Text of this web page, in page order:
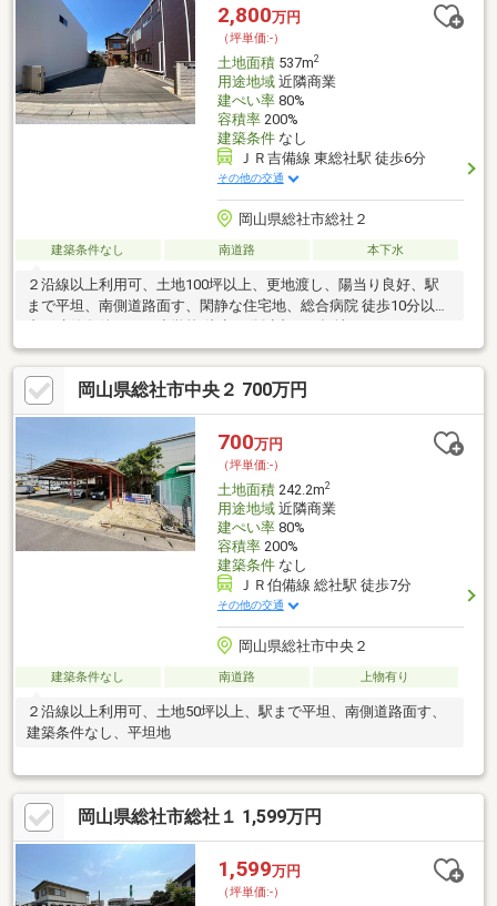
2,800万円
（坪単価:-）
土地面積537m2
用途地域近隣商業
建ぺい率80%
容積率200%
建築条件なし
ＪＲ吉備線 東総社駅 徒歩6分
その他の交通
岡山県総社市総社２
建築条件なし 南道路 本下水
２沿線以上利用可、土地100坪以上、更地渡し、陽当り良好、駅
まで平坦、南側道路面す、閑静な住宅地、総合病院 徒歩10分以
岡山県総社市中央２ 700万円
700万円
（坪単価:-）
土地面積242.2m2
用途地域近隣商業
建ぺい率80%
容積率200%
建築条件なし
ＪＲ伯備線 総社駅 徒歩7分
その他の交通
岡山県総社市中央２
建築条件なし 南道路 上物有り
２沿線以上利用可、土地50坪以上、駅まで平坦、南側道路面す、
建築条件なし、平坦地
岡山県総社市総社１ 1,599万円
1,599万円
（坪単価:-）